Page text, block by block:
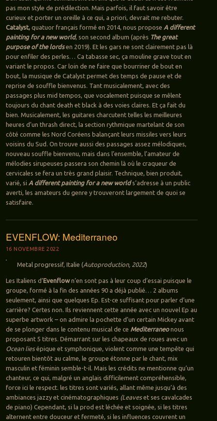
pas mon style de prédilection. Mais parfois, il faut savoir être
curieux et porter un oreille à ce qui, a priori, devrait me rebuter.
Catalyst,quatuor français formé en 2014, nous propose A different
painting for a new world, son second album (après The great
purpose of the lordsen 2019). Et les gars ne sont clairement pas là
pour enfiler des perles… Ca tabasse sec, ça mouline grave tout en
variant le propos. Car loin de ne faire que bourriner de bout en
bout, la musique de Catalyst permet des temps de pause et de
reprise de souffle bienvenus. Tant musicalement, avec des
passages plus mid tempos, que vocalement puisque se mêlent
toujours du chant death et black à des voies claires. Et ça fait du
bien. Musicalement, les guitares charcutent telles les meilleures
heures d’un thrash direct, la section rythmique martelant de son
côté comme les Nord Coréens balançant leurs missiles vers leurs
voisins du Sud. On trouve aussi des passages assez mélodiques,
nouveau souffle bienvenu, mais dans l’ensemble, l’amateur de
mélodies sirupeuses passera son chemin là où le craqueur de
cervicales se fera un très grand plaisir. Technique, bien produit,
varié, si A different painting for a new worlds’adresse à un public
averti, les amateurs du genre y trouveront largement de quoi se
satisfaire.
EVENFLOW: Mediterraneo
16 NOVEMBRE 2022
Metal progressif, Italie (Autoproduction, 2022)
Les Italiens d’Evenflown’en sont pas à leur coup d’essai puisque le
groupe, formé à la fin des années 90 a déjà publié… 2 albums
seulement, ainsi que quelques Ep. Est-ce suffisant pour parler d’une
carrière? Certes non. Ils reviennent cette année avec un nouvel Ep au
superbe artwork – on admire la pochette d’un certain Mickey avant
de se plonger dans le contenu musical de ce Mediterraneonous
proposant 5 titres. Démarrant sur les chapeaux de roues avec un
Ocean liesépique et symphonique, violent comme une tempête qui
retouren bientôt au calme, le groupe étonne par le chant, mix
masculin et féminin semble-t-il. Mais les crédits ne mentionne qu’un
chanteur, ce qui, malgré un anglais difficilement compréhensible,
force ici le respect. les titres sont variés, allant même jusqu’à des
ambiances jazzy et cinématographiques (Leaveset ses cavalcades
de piano) Cependant, si la prod est léchée et soignée, si les titres
alternent entre douceur et fermeté, si les influences couvrent un